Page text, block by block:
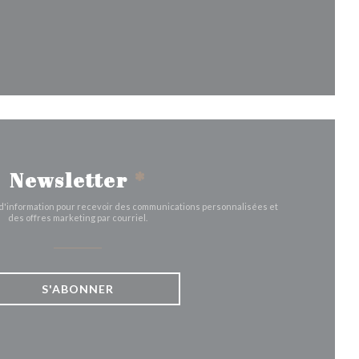
fenêtre))
Newsletter *
pour recevoir des communications personnalisées et
des offres marketing par courriel.
S'ABONNER